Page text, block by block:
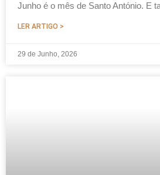
Junho é o mês de Santo António. E
LER ARTIGO >
29 de Junho, 2026